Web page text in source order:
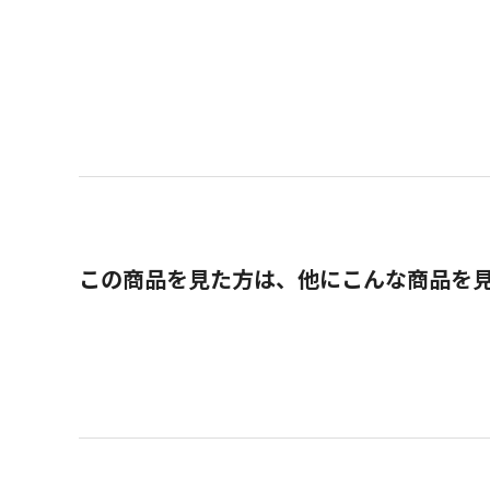
この商品を見た方は、他にこんな商品を